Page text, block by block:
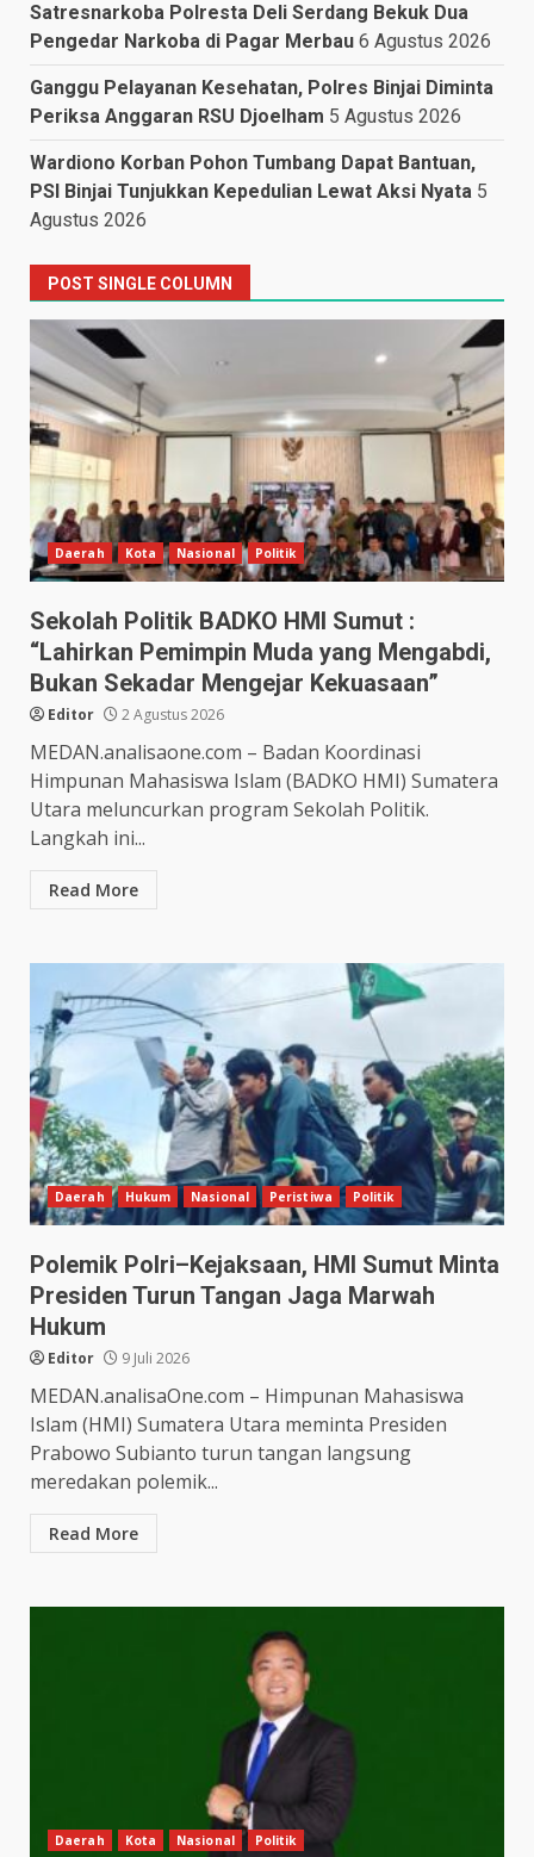
Satresnarkoba Polresta Deli Serdang Bekuk Dua
Pengedar Narkoba di Pagar Merbau 6 Agustus 2026
Ganggu Pelayanan Kesehatan, Polres Binjai Diminta
Periksa Anggaran RSU Djoelham 5 Agustus 2026
Wardiono Korban Pohon Tumbang Dapat Bantuan,
PSI Binjai Tunjukkan Kepedulian Lewat Aksi Nyata 5
Agustus 2026
POST SINGLE COLUMN
Daerah Kota Nasional Politik
Sekolah Politik BADKO HMI Sumut :
“Lahirkan Pemimpin Muda yang Mengabdi,
Bukan Sekadar Mengejar Kekuasaan”
Editor 2 Agustus 2026
MEDAN.analisaone.com – Badan Koordinasi
Himpunan Mahasiswa Islam (BADKO HMI) Sumatera
Utara meluncurkan program Sekolah Politik.
Langkah ini...
Read More
Daerah Hukum Nasional Peristiwa Politik
Polemik Polri–Kejaksaan, HMI Sumut Minta
Presiden Turun Tangan Jaga Marwah
Hukum
Editor 9 Juli 2026
MEDAN.analisaOne.com – Himpunan Mahasiswa
Islam (HMI) Sumatera Utara meminta Presiden
Prabowo Subianto turun tangan langsung
meredakan polemik...
Read More
Daerah Kota Nasional Politik